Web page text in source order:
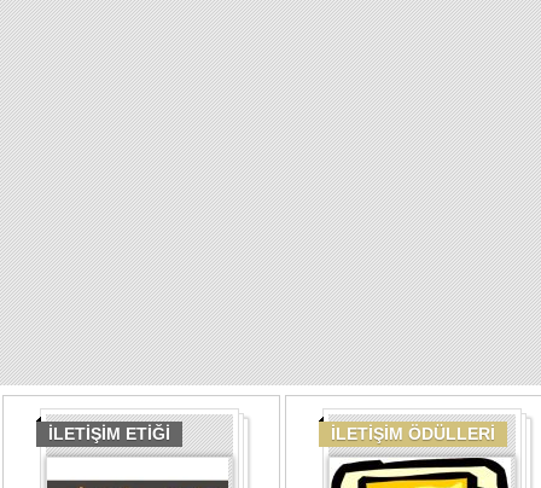
İLETİŞİM ETİĞİ İLETİŞİM ÖDÜLLERİ